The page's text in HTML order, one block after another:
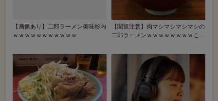
【画像あり】二郎ラーメン美味杉内
ｗｗｗｗｗｗｗｗｗｗｗ
【閲覧注意】肉マシマシマシマシの
二郎ラーメンｗｗｗｗｗｗｗｗこれ